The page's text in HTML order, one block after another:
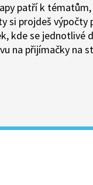
patří k
si projdeš
kde se jednotlivé
na přijímačky na